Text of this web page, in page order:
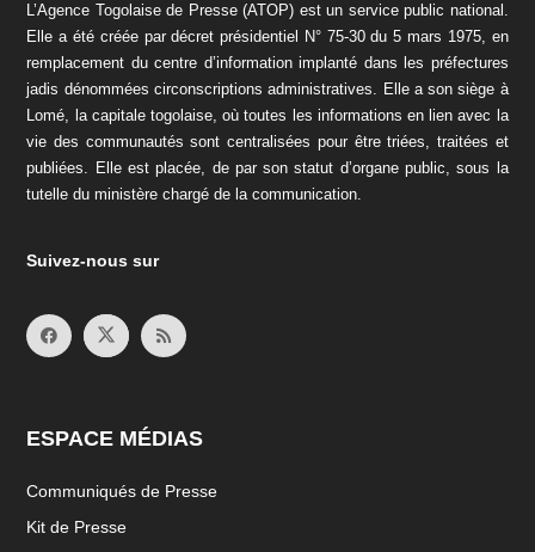
L’Agence Togolaise de Presse (ATOP) est un service public national.
Elle a été créée par décret présidentiel N° 75-30 du 5 mars 1975, en
remplacement du centre d’information implanté dans les préfectures
jadis dénommées circonscriptions administratives. Elle a son siège à
Lomé, la capitale togolaise, où toutes les informations en lien avec la
vie des communautés sont centralisées pour être triées, traitées et
publiées. Elle est placée, de par son statut d’organe public, sous la
tutelle du ministère chargé de la communication.
Suivez-nous sur
ESPACE MÉDIAS
Communiqués de Presse
Kit de Presse